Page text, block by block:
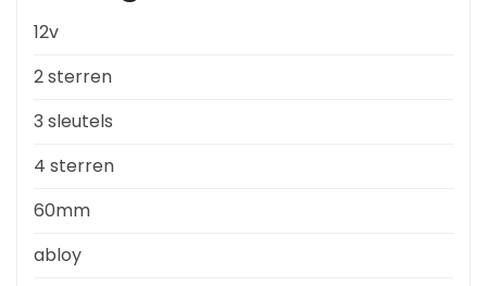
12v
2 sterren
3 sleutels
4 sterren
60mm
abloy